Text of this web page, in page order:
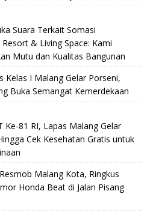
Suara Terkait Somasi
& Living Space: Kami
Mutu dan Kualitas Bangunan
Kelas I Malang Gelar Porseni,
Buka Semangat Kemerdekaan
Ke-81 RI, Lapas Malang Gelar
Cek Kesehatan Gratis untuk
Malang Kota, Ringkus
Honda Beat di Jalan Pisang